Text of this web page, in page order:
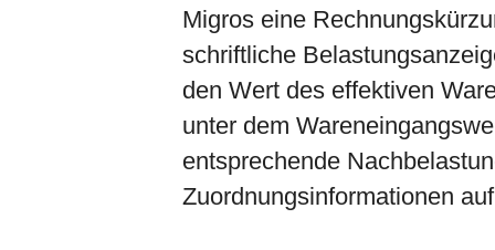
Migros eine
schriftliche
den Wert des effektiven
unter dem
entsprechende
Zuordnungsinformationen